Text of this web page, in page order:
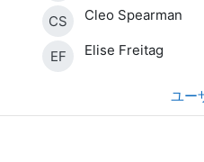
CS Cleo Spearman
EF Elise Freitag
ユー